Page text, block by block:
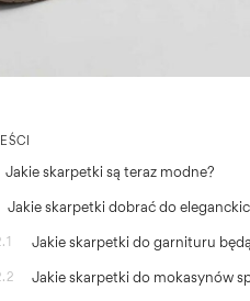
Jakie skarpetki są teraz modne?
Jakie skarpetki dobrać do
Jakie skarpetki do garnituru
Jakie skarpetki do mokasynów